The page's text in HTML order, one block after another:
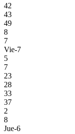
42
43
49
8
7
Vie-7
5
7
23
28
33
37
2
8
Jue-6